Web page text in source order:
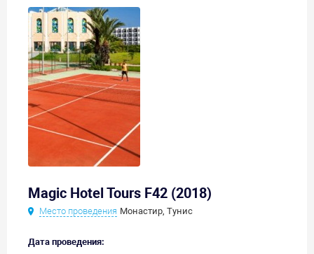
Magic Hotel Tours F42 (2018)
Место проведения Монастир, Тунис
Дата проведения: